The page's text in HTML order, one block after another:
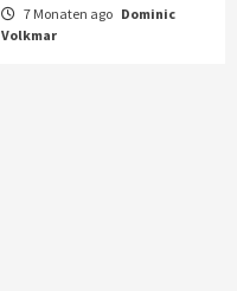
7 Monaten ago Dominic
Volkmar